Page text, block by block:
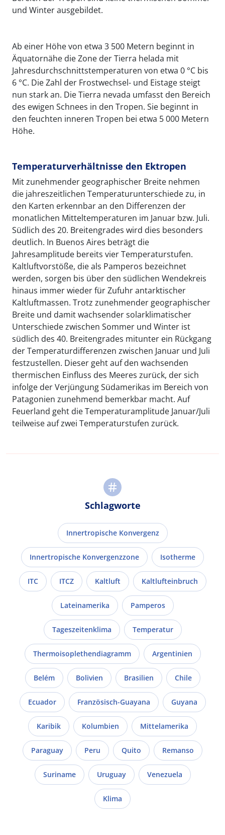
und Winter ausgebildet.
Ab einer Höhe von etwa 3 500 Metern beginnt in
Äquatornähe die Zone der Tierra helada mit
Jahresdurchschnittstemperaturen von etwa 0 °C bis
6 °C. Die Zahl der Frostwechsel- und Eistage steigt
nun stark an. Die Tierra nevada umfasst den Bereich
des ewigen Schnees in den Tropen. Sie beginnt in
den feuchten inneren Tropen bei etwa 5 000 Metern
Höhe.
Temperaturverhältnisse den Ektropen
Mit zunehmender geographischer Breite nehmen
die jahreszeitlichen Temperaturunterschiede zu, in
den Karten erkennbar an den Differenzen der
monatlichen Mitteltemperaturen im Januar bzw. Juli.
Südlich des 20. Breitengrades wird dies besonders
deutlich. In Buenos Aires beträgt die
Jahresamplitude bereits vier Temperaturstufen.
Kaltluftvorstöße, die als Pamperos bezeichnet
werden, sorgen bis über den südlichen Wendekreis
hinaus immer wieder für Zufuhr antarktischer
Kaltluftmassen. Trotz zunehmender geographischer
Breite und damit wachsender solarklimatischer
Unterschiede zwischen Sommer und Winter ist
südlich des 40. Breitengrades mitunter ein Rückgang
der Temperaturdifferenzen zwischen Januar und Juli
festzustellen. Dieser geht auf den wachsenden
thermischen Einfluss des Meeres zurück, der sich
infolge der Verjüngung Südamerikas im Bereich von
Patagonien zunehmend bemerkbar macht. Auf
Feuerland geht die Temperaturamplitude Januar/Juli
teilweise auf zwei Temperaturstufen zurück.
Schlagworte
Innertropische Konvergenz
Innertropische Konvergenzzone Isotherme
ITC ITCZ Kaltluft Kaltlufteinbruch
Lateinamerika Pamperos
Tageszeitenklima Temperatur
Thermoisoplethendiagramm Argentinien
Belém Bolivien Brasilien Chile
Ecuador Französisch-Guayana Guyana
Karibik Kolumbien Mittelamerika
Paraguay Peru Quito Remanso
Suriname Uruguay Venezuela
Klima